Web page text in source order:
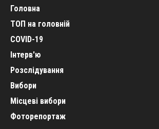
Головна
ТОП на головній
COVID-19
Інтерв'ю
Розслідування
Вибори
Місцеві вибори
Фоторепортаж